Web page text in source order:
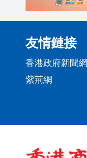
友情鏈接
香港政府新聞網
紫荊網